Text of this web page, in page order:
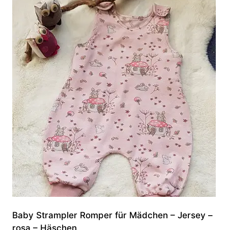
Baby Strampler Romper für Mädchen – Jersey –
rosa – Häschen